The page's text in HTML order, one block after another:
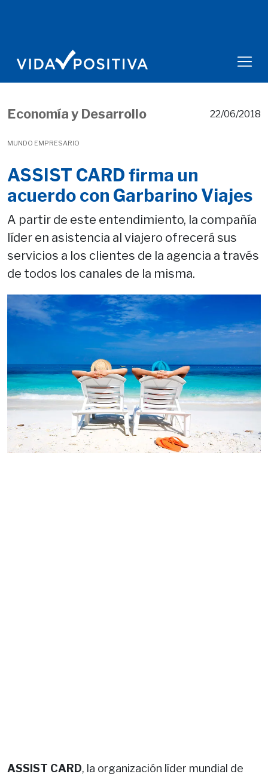
Economía y Desarrollo
MUNDO EMPRESARIO
22/06/2018
ASSIST CARD firma un
acuerdo con Garbarino Viajes
A partir de este entendimiento, la compañía
líder en asistencia al viajero ofrecerá sus
servicios a los clientes de la agencia a través
de todos los canales de la misma.
ASSIST CARD, la organización líder mundial de